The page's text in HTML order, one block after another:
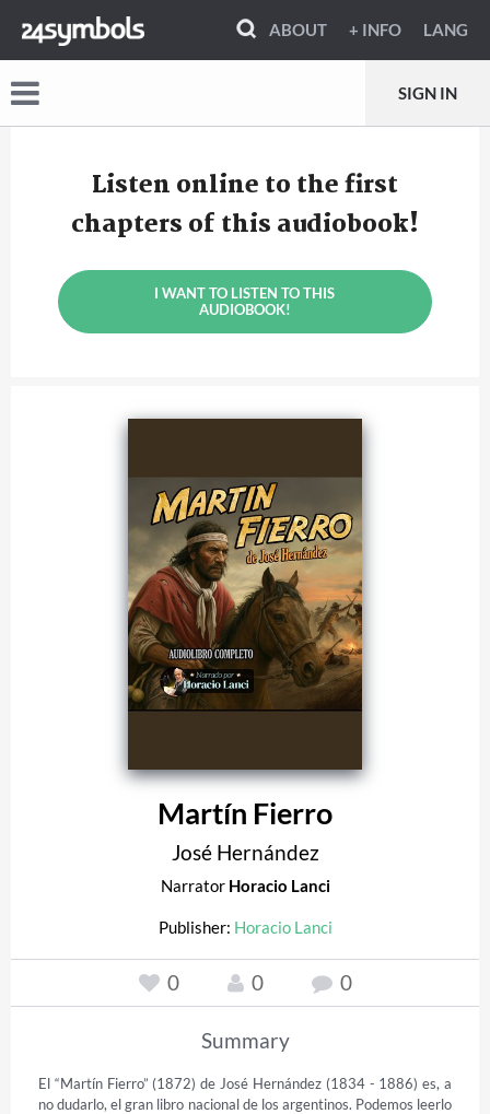
ABOUT + INFO LANG
SIGN IN
Listen online to the first
chapters of this audiobook!
I WANT TO LISTEN TO THIS
AUDIOBOOK!
Martín Fierro
José Hernández
Narrator Horacio Lanci
Publisher: Horacio Lanci
0 0 0
Summary
El “Martín Fierro” (1872) de José Hernández (1834 - 1886) es, a
no dudarlo, el gran libro nacional de los argentinos. Podemos leerlo